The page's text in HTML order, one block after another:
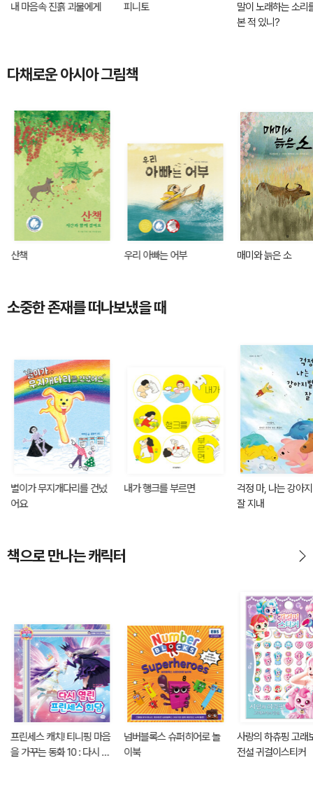
내 마음속 진흙 괴물에게 피니토
말이 노래하는 소리
본 적 있니?
다채로운 아시아 그림책
산책 우리 아빠는 어부 매미와 늙은 소
소중한 존재를 떠나보냈을 때
별이가 무지개다리를 건넜
어요
내가 행크를 부르면
걱정 마, 나는 강아
잘 지내
책으로 만나는 캐릭터
프린세스 캐치! 티니핑 마음
을 가꾸는 동화 10 : 다시 열
넘버블록스 슈퍼히어로 놀
이북
사랑의 하츄핑 고래
전설 귀걸이스티커